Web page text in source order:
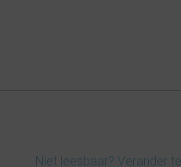
Niet leesbaar? Verander